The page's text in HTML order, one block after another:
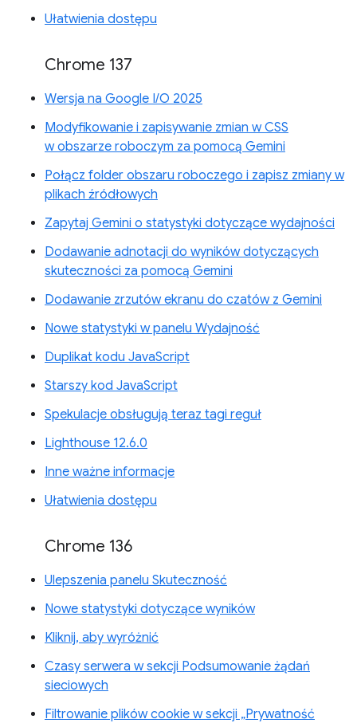
Ułatwienia dostępu
Chrome 137
Wersja na Google I/O 2025
Modyfikowanie i zapisywanie zmian w CSS
w obszarze roboczym za pomocą Gemini
Połącz folder obszaru roboczego i zapisz zmiany w
plikach źródłowych
Zapytaj Gemini o statystyki dotyczące wydajności
Dodawanie adnotacji do wyników dotyczących
skuteczności za pomocą Gemini
Dodawanie zrzutów ekranu do czatów z Gemini
Nowe statystyki w panelu Wydajność
Duplikat kodu JavaScript
Starszy kod JavaScript
Spekulacje obsługują teraz tagi reguł
Lighthouse 12.6.0
Inne ważne informacje
Ułatwienia dostępu
Chrome 136
Ulepszenia panelu Skuteczność
Nowe statystyki dotyczące wyników
Kliknij, aby wyróżnić
Czasy serwera w sekcji Podsumowanie żądań
sieciowych
Filtrowanie plików cookie w sekcji „Prywatność